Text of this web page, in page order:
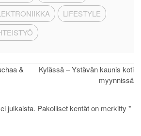
LIFESTYLE
&
Kylässä – Ystävän kaunis koti
myynnissä
julkaista. Pakolliset kentät on merkitty *